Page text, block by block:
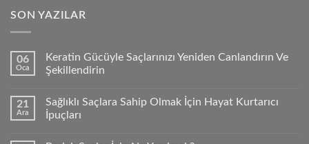
SON YAZILAR
06
Oca
Keratin Gücüyle Saçlarınızı Yeniden Canlandırın Ve
Şekillendirin
21
Ara
Sağlıklı Saçlara Sahip Olmak İçin Hayat Kurtarıcı
İpuçları